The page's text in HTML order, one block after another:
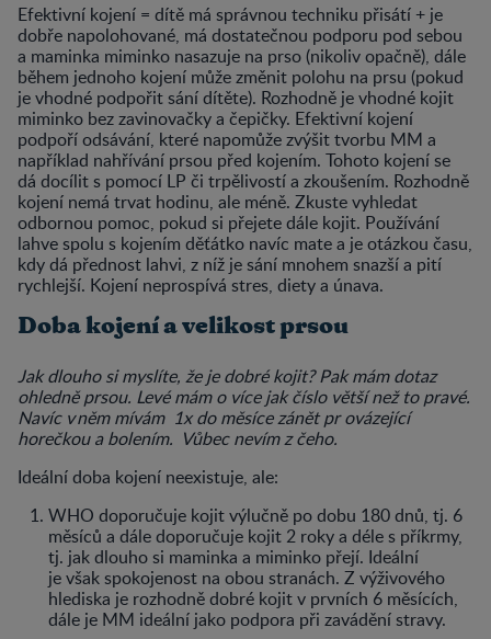
Efektivní kojení = dítě má správnou techniku přisátí + je
dobře napolohované, má dostatečnou podporu pod sebou
a maminka miminko nasazuje na prso (nikoliv opačně), dále
během jednoho kojení může změnit polohu na prsu (pokud
je vhodné podpořit sání dítěte). Rozhodně je vhodné kojit
miminko bez zavinovačky a čepičky. Efektivní kojení
podpoří odsávání, které napomůže zvýšit tvorbu MM a
například nahřívání prsou před kojením. Tohoto kojení se
dá docílit s pomocí LP či trpělivostí a zkoušením. Rozhodně
kojení nemá trvat hodinu, ale méně. Zkuste vyhledat
odbornou pomoc, pokud si přejete dále kojit. Používání
lahve spolu s kojením děťátko navíc mate a je otázkou času,
kdy dá přednost lahvi, z níž je sání mnohem snazší a pití
rychlejší. Kojení neprospívá stres, diety a únava.
Doba kojení a velikost prsou
Jak dlouho si myslíte, že je dobré kojit? Pak mám dotaz
ohledně prsou. Levé mám o více jak číslo větší než to pravé.
Navíc v něm mívám 1x do měsíce zánět pr ovázející
horečkou a bolením. Vůbec nevím z čeho.
Ideální doba kojení neexistuje, ale:
WHO doporučuje kojit výlučně po dobu 180 dnů, tj. 6
měsíců a dále doporučuje kojit 2 roky a déle s příkrmy,
tj. jak dlouho si maminka a miminko přejí. Ideální
je však spokojenost na obou stranách. Z výživového
hlediska je rozhodně dobré kojit v prvních 6 měsících,
dále je MM ideální jako podpora při zavádění stravy.